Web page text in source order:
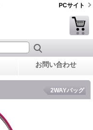
PCサイト
お問い合わせ
2WAYバッグ